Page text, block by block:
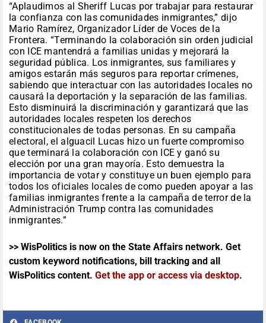
“Aplaudimos al Sheriff Lucas por trabajar para restaurar
la confianza con las comunidades inmigrantes,” dijo
Mario Ramírez, Organizador Líder de Voces de la
Frontera. “Terminando la colaboración sin orden judicial
con ICE mantendrá a familias unidas y mejorará la
seguridad pública. Los inmigrantes, sus familiares y
amigos estarán más seguros para reportar crímenes,
sabiendo que interactuar con las autoridades locales no
causará la deportación y la separación de las familias.
Esto disminuirá la discriminación y garantizará que las
autoridades locales respeten los derechos
constitucionales de todas personas. En su campaña
electoral, el alguacil Lucas hizo un fuerte compromiso
que terminará la colaboración con ICE y ganó su
elección por una gran mayoría. Esto demuestra la
importancia de votar y constituye un buen ejemplo para
todos los oficiales locales de como pueden apoyar a las
familias inmigrantes frente a la campaña de terror de la
Administración Trump contra las comunidades
inmigrantes.”
>> WisPolitics is now on the State Affairs network. Get
custom keyword notifications, bill tracking and all
WisPolitics content. Get the app or access via desktop.